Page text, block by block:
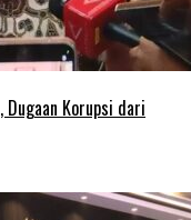
Korupsi dari